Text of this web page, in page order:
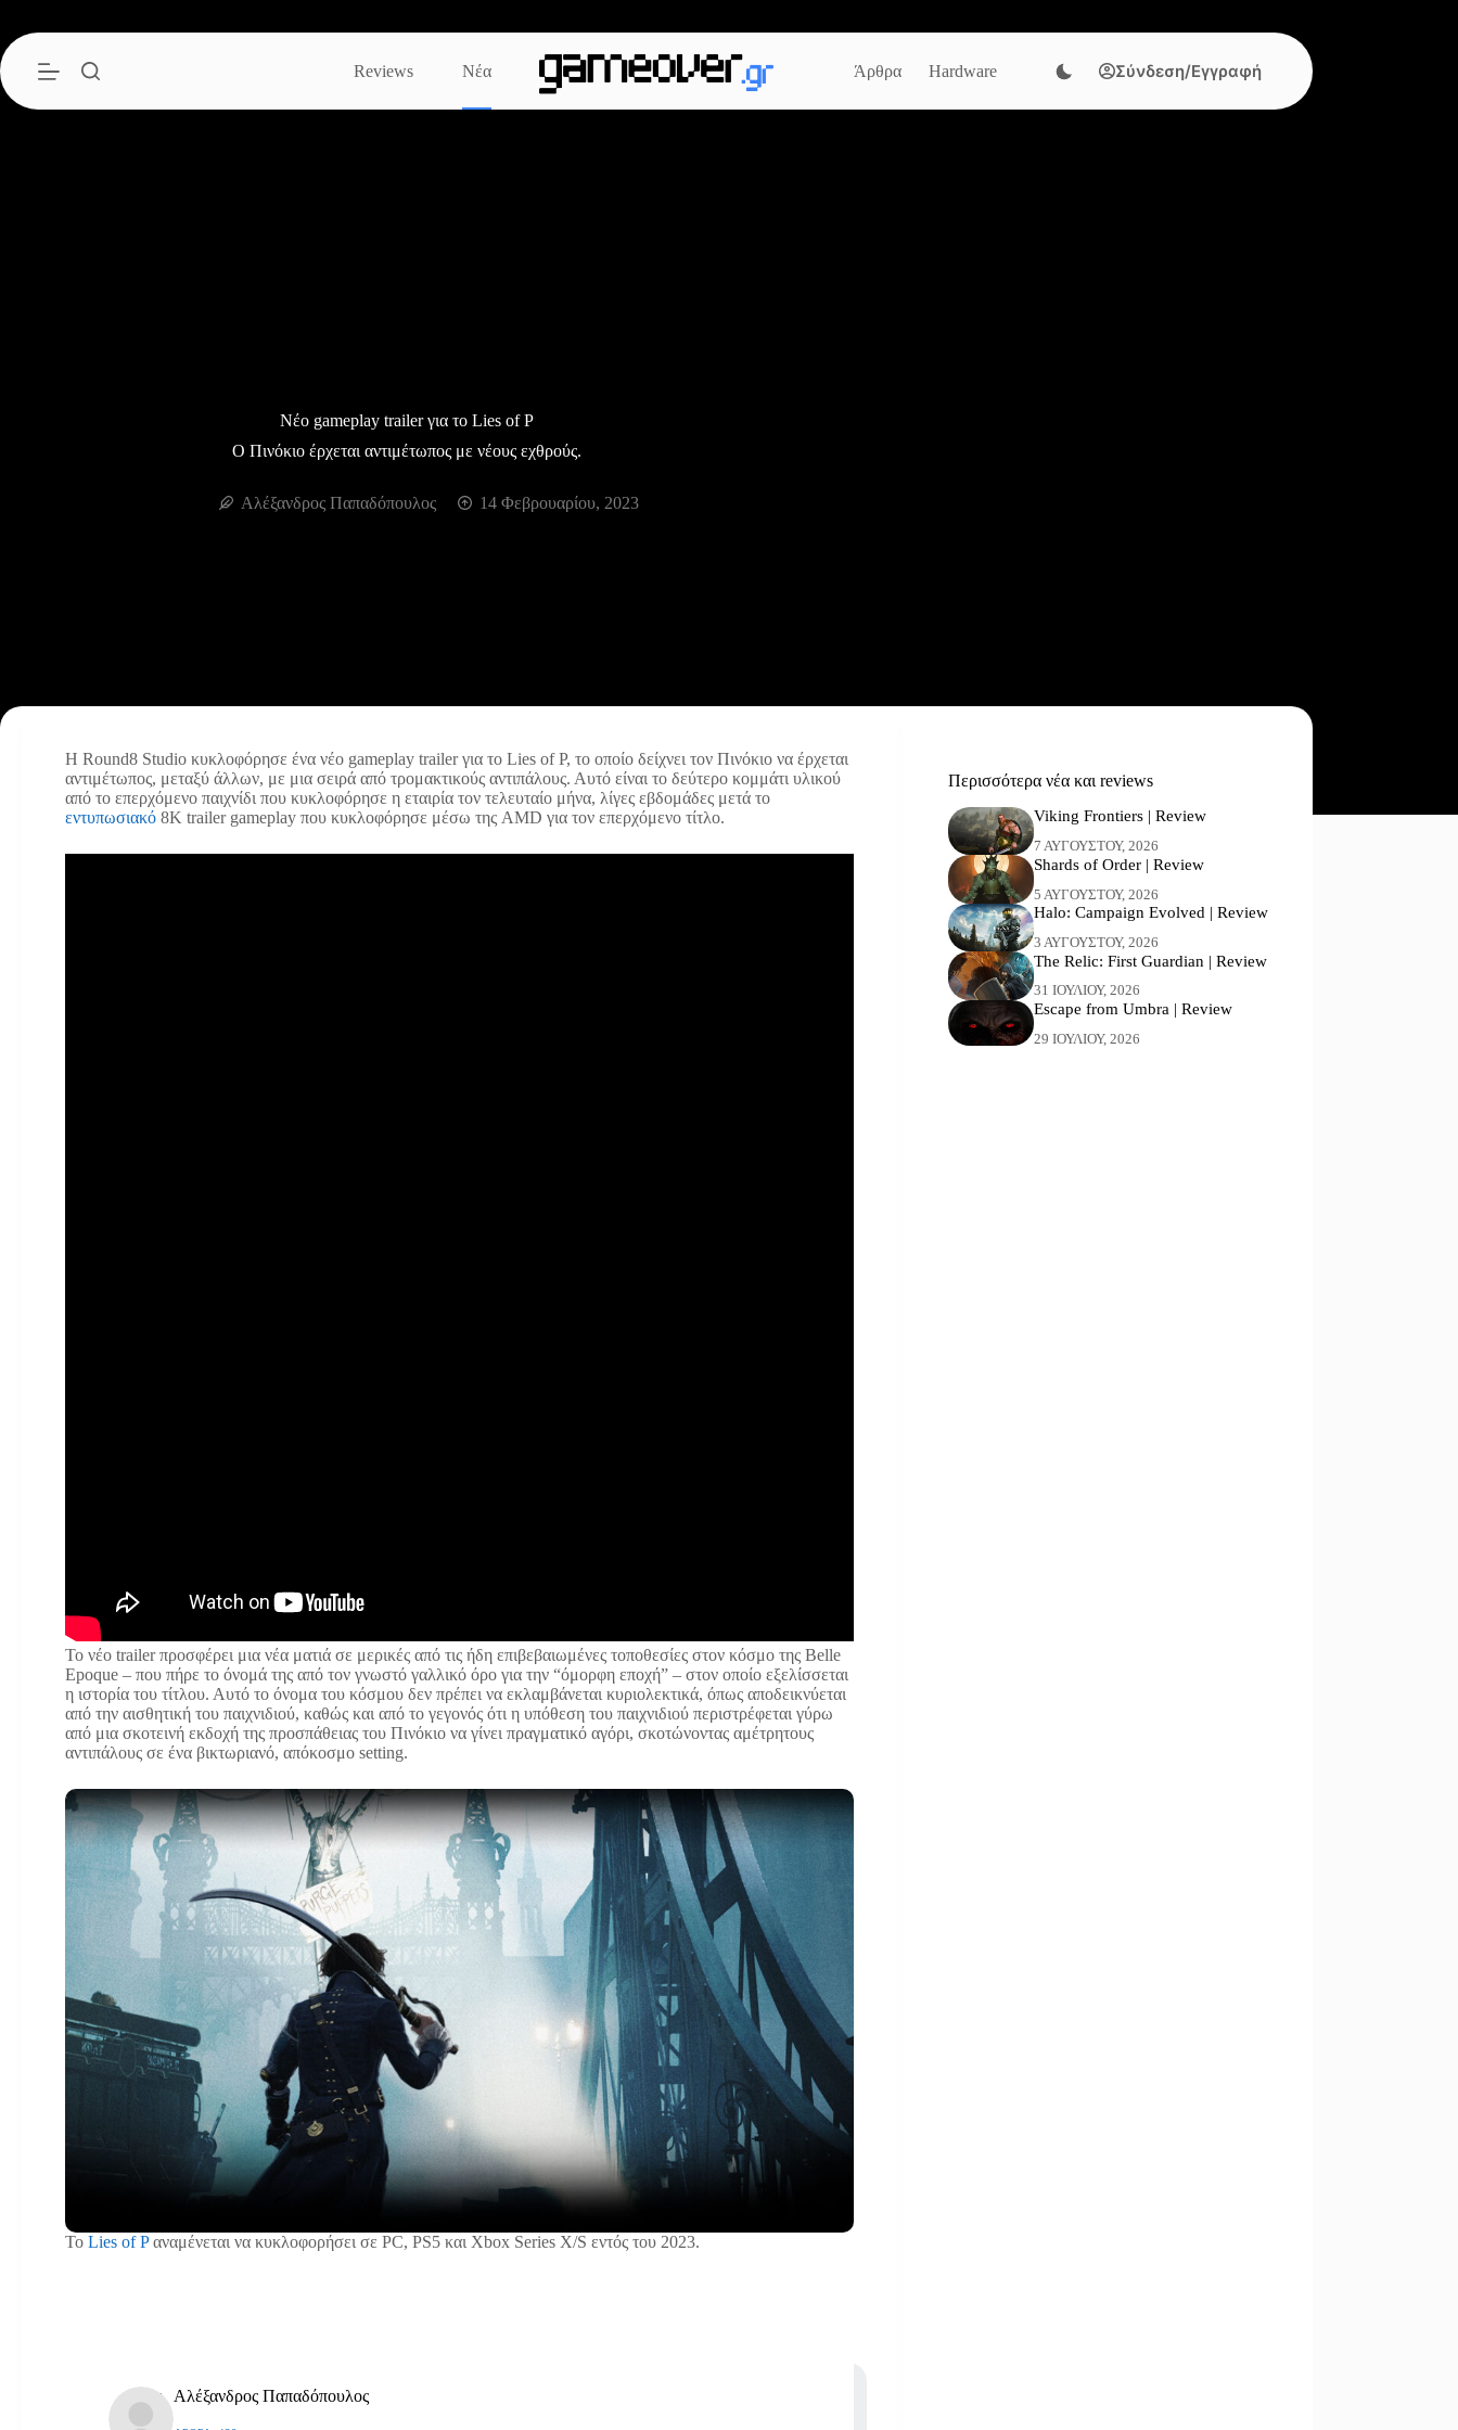
περιεχόμενο
Reviews
Νέα Άρθρα Hardware Σύνδεση/Εγγραφή
Νέο gameplay trailer για το Lies of P
Ο Πινόκιο έρχεται αντιμέτωπος με νέους εχθρούς.
Αλέξανδρος Παπαδόπουλος 14 Φεβρουαρίου, 2023
Η Round8 Studio κυκλοφόρησε ένα νέο gameplay trailer για το Lies of P, το οποίο δείχνει τον Πινόκιο να έρχεται
αντιμέτωπος, μεταξύ άλλων, με μια σειρά από τρομακτικούς αντιπάλους. Αυτό είναι το δεύτερο κομμάτι υλικού
από το επερχόμενο παιχνίδι που κυκλοφόρησε η εταιρία τον τελευταίο μήνα, λίγες εβδομάδες μετά το
εντυπωσιακό 8K trailer gameplay που κυκλοφόρησε μέσω της AMD για τον επερχόμενο τίτλο.
Το νέο trailer προσφέρει μια νέα ματιά σε μερικές από τις ήδη επιβεβαιωμένες τοποθεσίες στον κόσμο της Belle
Epoque – που πήρε το όνομά της από τον γνωστό γαλλικό όρο για την “όμορφη εποχή” – στον οποίο εξελίσσεται
η ιστορία του τίτλου. Αυτό το όνομα του κόσμου δεν πρέπει να εκλαμβάνεται κυριολεκτικά, όπως αποδεικνύεται
από την αισθητική του παιχνιδιού, καθώς και από το γεγονός ότι η υπόθεση του παιχνιδιού περιστρέφεται γύρω
από μια σκοτεινή εκδοχή της προσπάθειας του Πινόκιο να γίνει πραγματικό αγόρι, σκοτώνοντας αμέτρητους
αντιπάλους σε ένα βικτωριανό, απόκοσμο setting.
Το Lies of Pαναμένεται να κυκλοφορήσει σε PC, PS5 και Xbox Series X/S εντός του 2023.
Αλέξανδρος Παπαδόπουλος
Περισσότερα νέα και reviews
Viking Frontiers | Review
7 ΑΥΓΟΎΣΤΟΥ, 2026
Shards of Order | Review
5 ΑΥΓΟΎΣΤΟΥ, 2026
Halo: Campaign Evolved | Review
3 ΑΥΓΟΎΣΤΟΥ, 2026
The Relic: First Guardian | Review
31 ΙΟΥΛΊΟΥ, 2026
Escape from Umbra | Review
29 ΙΟΥΛΊΟΥ, 2026